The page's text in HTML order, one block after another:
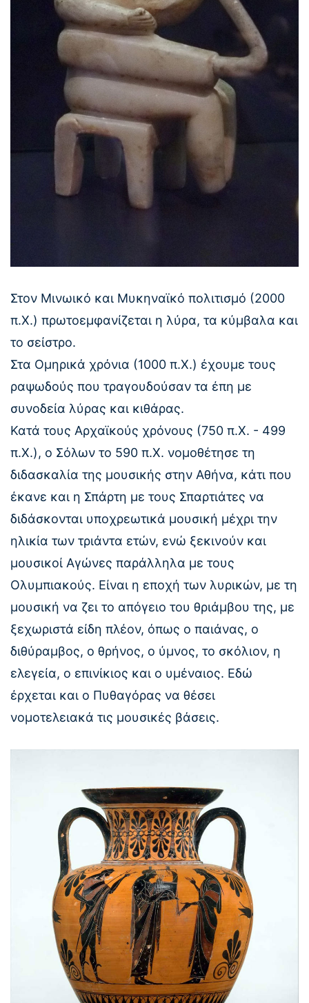
Στον Μινωικό και Μυκηναϊκό πολιτισμό (2000
π.Χ.) πρωτοεμφανίζεται η λύρα, τα κύμβαλα και
το σείστρο.
Στα Ομηρικά χρόνια (1000 π.Χ.) έχουμε τους
ραψωδούς που τραγουδούσαν τα έπη με
συνοδεία λύρας και κιθάρας.
Κατά τους Αρχαϊκούς χρόνους (750 π.Χ. - 499
π.Χ.), ο Σόλων το 590 π.Χ. νομοθέτησε τη
διδασκαλία της μουσικής στην Αθήνα, κάτι που
έκανε και η Σπάρτη με τους Σπαρτιάτες να
διδάσκονται υποχρεωτικά μουσική μέχρι την
ηλικία των τριάντα ετών, ενώ ξεκινούν και
μουσικοί Αγώνες παράλληλα με τους
Ολυμπιακούς. Είναι η εποχή των λυρικών, με τη
μουσική να ζει το απόγειο του θριάμβου της, με
ξεχωριστά είδη πλέον, όπως ο παιάνας, ο
διθύραμβος, ο θρήνος, ο ύμνος, το σκόλιον, η
ελεγεία, ο επινίκιος και ο υμέναιος. Εδώ
έρχεται και ο Πυθαγόρας να θέσει
νομοτελειακά τις μουσικές βάσεις.